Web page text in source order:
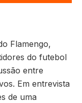
Flamengo,
do futebol
entre
Em entrevista
de uma